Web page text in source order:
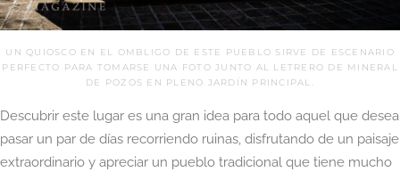
UN QUIOSCO EN EL OMBLIGO DE ESTE PUEBLO SIRVE DE ESCENARIO
PERFECTO PARA TOMARSE UNA FOTO JUNTO AL LETRERO DE MINERAL
DE POZOS EN PLENO JARDÍN PRINCIPAL.
Descubrir este lugar es una gran idea para todo aquel que desea
pasar un par de días recorriendo ruinas, disfrutando de un paisaje
extraordinario y apreciar un pueblo tradicional que tiene mucho